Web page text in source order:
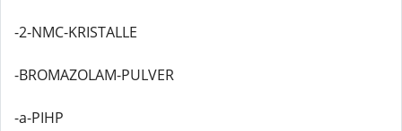
-2-NMC-KRISTALLE
-BROMAZOLAM-PULVER
-a-PIHP